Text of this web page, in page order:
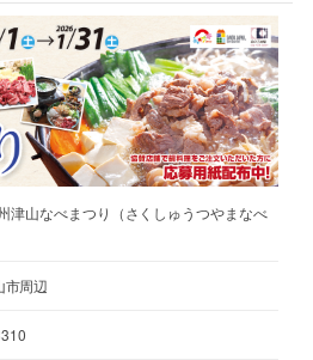
津山なべまつり（さくしゅうつやまなべ
市周辺